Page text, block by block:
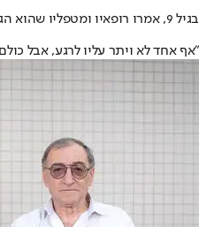
בגיל 9, אמרו רופאיו ומטפליו שהוא הגיע לקצה גבול יכולתו בכל הקשור להליכה, לריצה, ליציבה ולתפקוד התנועתי הכללי של רגליו.
"אף אחד לא ויתר עליו לרגע, אבל